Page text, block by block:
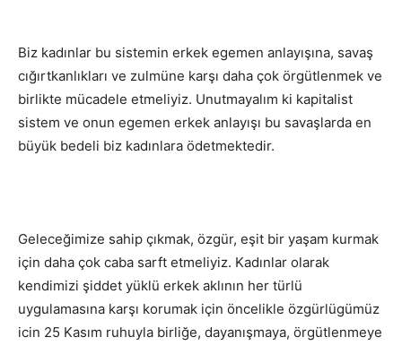
Biz kadınlar bu sistemin erkek egemen anlayışına, savaş
cığırtkanlıkları ve zulmüne karşı daha çok örgütlenmek ve
birlikte mücadele etmeliyiz. Unutmayalım ki kapitalist
sistem ve onun egemen erkek anlayışı bu savaşlarda en
büyük bedeli biz kadınlara ödetmektedir.
Geleceğimize sahip çıkmak, özgür, eşit bir yaşam kurmak
için daha çok caba sarft etmeliyiz. Kadınlar olarak
kendimizi şiddet yüklü erkek aklının her türlü
uygulamasına karşı korumak için öncelikle özgürlügümüz
icin 25 Kasım ruhuyla birliğe, dayanışmaya, örgütlenmeye